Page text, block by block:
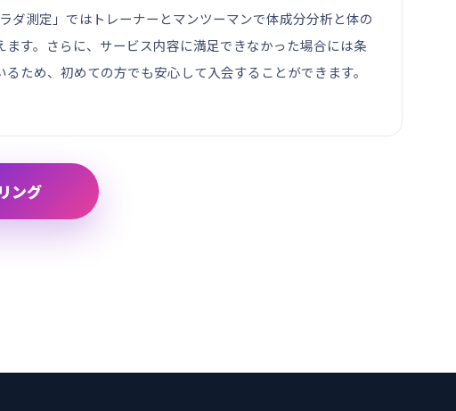
ダ測定」ではトレーナーとマンツーマンで体成分分析と体の
す。さらに、サービス内容に満足できなかった場合には条
ため、初めての方でも安心して入会することができます。
ング